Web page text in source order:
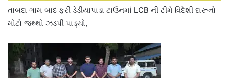
તાબદા ગામ બાદ ફરી ડેડીયાપાડા ટાઉનમાં LCB ની ટીમે વિદેશી દારૂનો
મોટો જથ્થો ઝડપી પાડ્યો,